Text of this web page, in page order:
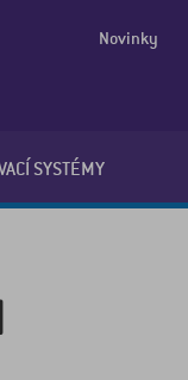
SYSTÉMY
Novinky